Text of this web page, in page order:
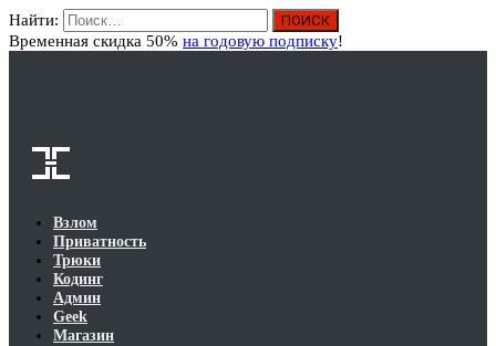
Найти:
Временная скидка 50% на годовую подписку!
Взлом
Приватность
Трюки
Кодинг
Админ
Geek
Магазин